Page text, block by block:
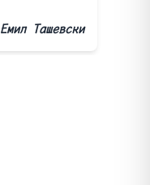
Емил Ташевски